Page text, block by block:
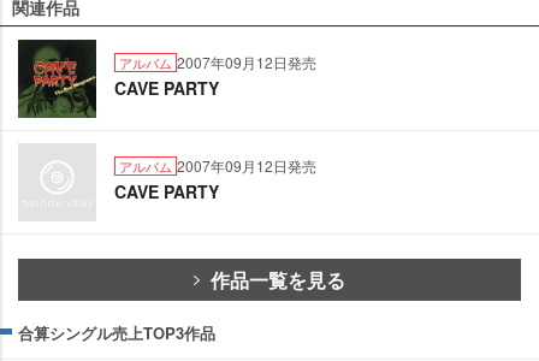
関連作品
アルバム 2007年09月12日発売
CAVE PARTY
アルバム 2007年09月12日発売
CAVE PARTY
作品一覧を見る
合算シングル売上TOP3作品